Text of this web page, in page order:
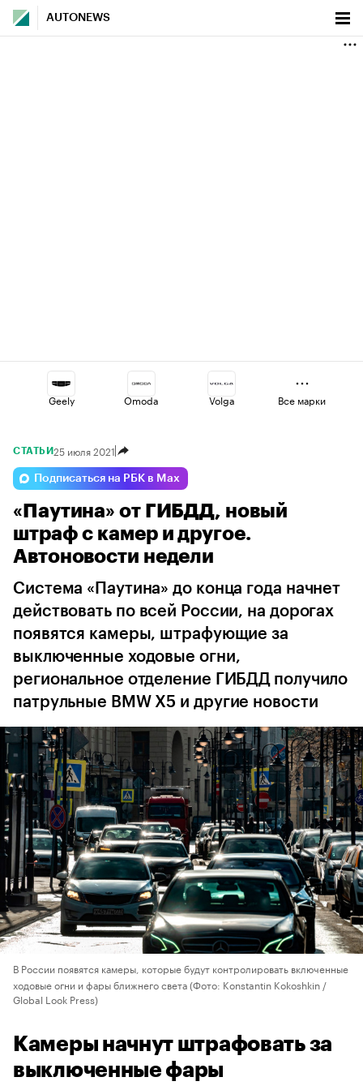
AUTONEWS
Geely Omoda Volga
Voyah Jaecoo
Lada Changan Haval
Все марки
СТАТЬИ25 июля 2021
Подписаться на РБК в Max
«Паутина» от ГИБДД, новый
штраф с камер и другое.
Автоновости недели
Система «Паутина» до конца года начнет
действовать по всей России, на дорогах
появятся камеры, штрафующие за
выключенные ходовые огни,
региональное отделение ГИБДД получило
патрульные BMW X5 и другие новости
В России появятся камеры, которые будут контролировать включенные
ходовые огни и фары ближнего света(Фото: Konstantin Kokoshkin /
Global Look Press)
Камеры начнут штрафовать за
выключенные фары